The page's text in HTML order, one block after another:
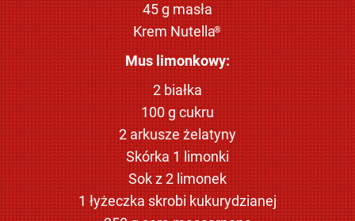
45 g masła
Krem Nutella®
Mus limonkowy:
2 białka
100 g cukru
2 arkusze żelatyny
Skórka 1 limonki
Sok z 2 limonek
1 łyżeczka skrobi kukurydzianej